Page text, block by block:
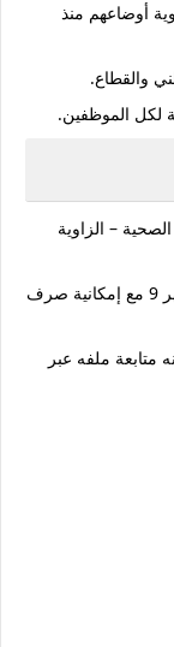
أوضاعهم منذ
والقطاع.
لكل الموظفين.
– الزاوية
المرتبات المفرج عنها ستُصرف ابتداءً من شهر 9 مع إمكانية صرف
ملفه عبر